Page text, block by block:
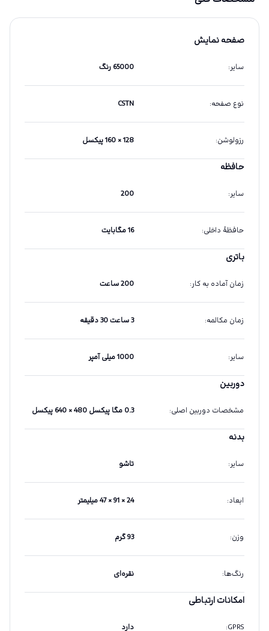
صفحه نمایش
سایر: 65000 رنگ
نوع صفحه:
CSTN
رزولوشن: 128 × 160 پیکسل
حافظه
سایر:
200
حافظهٔ داخلی: 16 مگابایت
باتری
زمان آماده به کار: 200 ساعت
زمان مکالمه: 3 ساعت 30 دقیقه
سایر: 1000 میلی آمپر
دوربین
مشخصات دوربین اصلی: 0.3 مگا پیکسل 480 × 640 پیکسل
بدنه
سایر: تاشو
ابعاد: 24 × 91 × 47 میلیمتر
وزن: 93 گرم
رنگ‌ها: نقره‌ای
امکانات ارتباطی
GPRS
: دارد